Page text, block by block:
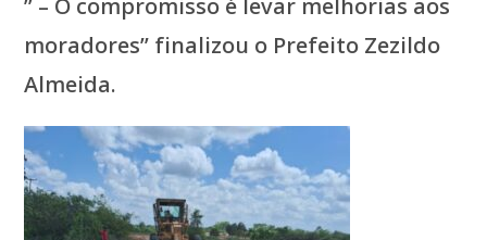
” – O compromisso é levar melhorias aos
moradores” finalizou o Prefeito Zezildo
Almeida.